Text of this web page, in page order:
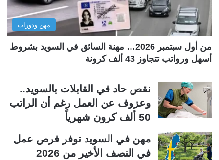
ب
ل
مهن ودورات
من أول سبتمبر 2026… مهنة السائق في السويد بشروط
أسهل ورواتب تتجاوز 43 ألف كرونة
نقص حاد في القابلات بالسويد..
وعزوف عن العمل رغم أن الراتب
50 ألف كرون شهرياً
مهن في السويد توفر فرص عمل
في النصف الأخير من 2026